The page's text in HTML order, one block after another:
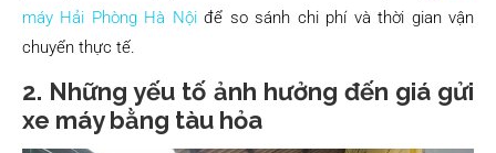
máy Hải Phòng Hà Nộiđể so sánh chi phí và thời gian vận
chuyển thực tế.
2. Những yếu tố ảnh hưởng đến giá gửi
xe máy bằng tàu hỏa